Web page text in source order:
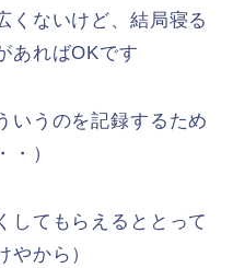
くないけど、結局寝る
あればOKです
いうのを記録するため
・）
してもらえるととって
やから）